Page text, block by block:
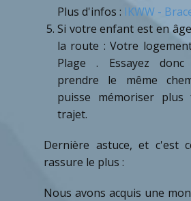
Plus d'infos : IKWW -
Si votre enfant est en
la route : Votre
Plage . Essayez
prendre le même
puisse mémoriser plus
trajet.
Dernière astuce, et c'est
rassure le plus :
Nous avons acquis une